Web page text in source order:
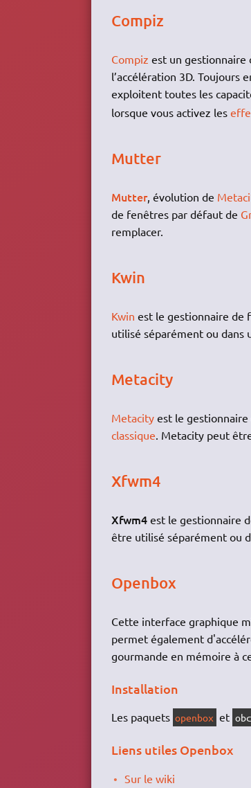
Compiz
Compiz est un gestionnaire
l’accélération 3D.
exploitent toutes les
lorsque vous activez les
Mutter
Mutter, évolution de
de fenêtres par défaut de
remplacer.
Kwin
Kwin est le gestionnaire de
utilisé séparément ou dans
Metacity
Metacityest le gestionnaire
classique. Metacity peut
Xfwm4
Xfwm4est le gestionnaire
être utilisé séparément ou
Openbox
Cette interface graphique
permet également
gourmande en mémoire à
Installation
Les paquets openbox et
Liens utiles Openbox
Sur le wiki